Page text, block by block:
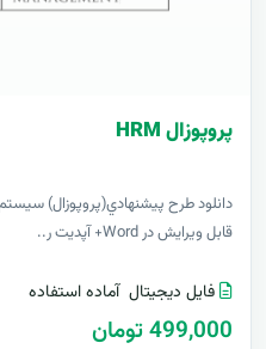
پروپوزال HRM
قابل ویرایش در Word+ آپدیت ر..
فایل دیجیتال آماده استفاده
499,000 تومان